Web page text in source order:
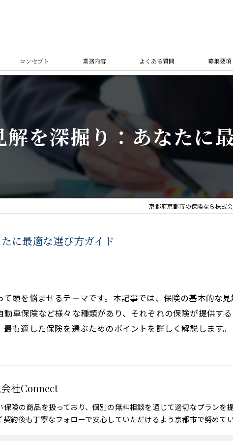
コンセプト 業務内容 よくある質問 募集要項
解を深掘り：あなたに
京都府京都市の保険なら株式
に最適な選び方ガイド
頭を悩ませるテーマです。本記事では、保険の基本的な
車保険など様々な種類があり、それぞれの保険が提供す
も適した保険を選ぶためのポイントを詳しく解説します。
社Connect
保険の商品を扱っており、個別の無料相談を通じて適切なプラン
契約後も丁寧なフォローで安心していただけるよう京都市で努めてい